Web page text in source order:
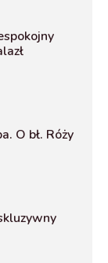
O bł. Róży